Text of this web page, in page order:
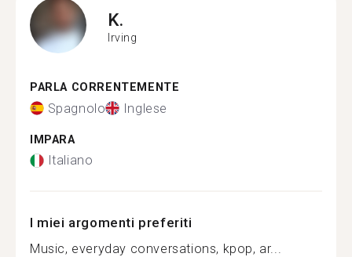
K.
Irving
PARLA CORRENTEMENTE
Spagnolo Inglese
IMPARA
Italiano
I miei argomenti preferiti
Music, everyday conversations, kpop, ar...